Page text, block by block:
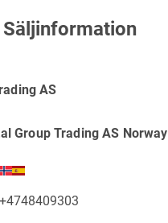
Säljinformation
AS
Group Trading AS Norway
+4748409303